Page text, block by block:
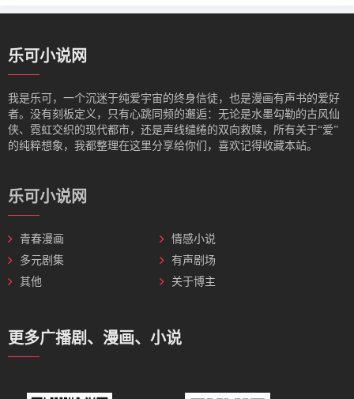
乐可小说网
我是‌乐可，一个沉迷于纯爱宇宙的终身信徒，也是漫画有声书的爱好
者。没有刻板定义，只有心跳同频的邂逅：无论是水墨勾勒的古风仙
侠、霓虹交织的现代都市，还是声线缱绻的双向救赎，所有关于“爱”
的纯粹想象，我都整理在这里分享给你们，喜欢记得收藏本站。
乐可小说网
青春漫画
情感小说
多元剧集
有声剧场
其他
关于博主
更多广播剧、漫画、小说